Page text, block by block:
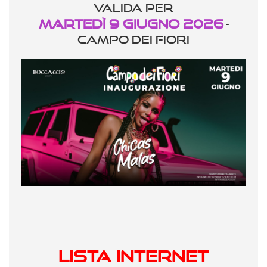
valida per
Martedì 9 Giugno 2026 -
CAMPO DEI FIORI
LISTA INTERNET